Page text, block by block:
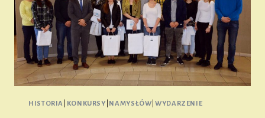
HISTORIA KONKURSY NAMYSŁÓW |WYDARZENIE